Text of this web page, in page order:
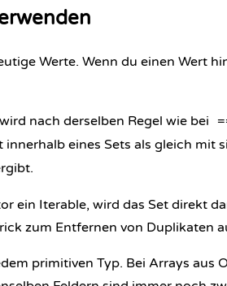
Werte. Wenn du einen Wert
nach derselben Regel wie bei
innerhalb eines Sets als gleich mit
ein Iterable, wird das Set direkt
zum Entfernen von Duplikaten
primitiven Typ. Bei Arrays aus